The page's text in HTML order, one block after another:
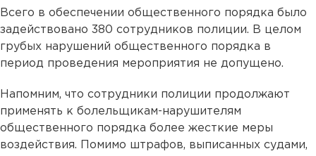
Всего в обеспечении общественного порядка было
задействовано 380 сотрудников полиции. В целом
грубых нарушений общественного порядка в
период проведения мероприятия не допущено.
Напомним, что сотрудники полиции продолжают
применять к болельщикам-нарушителям
общественного порядка более жесткие меры
воздействия. Помимо штрафов, выписанных судами,